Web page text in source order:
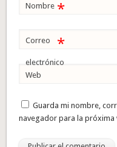
Nombre *
Correo
electrónico
*
Web
Guarda mi nombre,
navegador para la próxima